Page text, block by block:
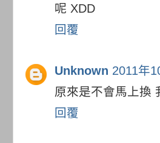
呢 XDD
回覆
Unknown 2011年
原來是不會馬上換
回覆